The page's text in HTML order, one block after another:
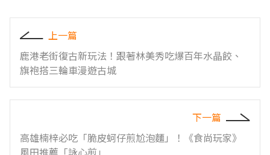
上一篇
鹿港老街復古新玩法！跟著林美秀吃爆百年水晶餃、
旗袍搭三輪車漫遊古城
下一篇
高雄楠梓必吃「脆皮蚵仔煎尬泡麵」！《食尚玩家》
風田推薦「詠心煎」